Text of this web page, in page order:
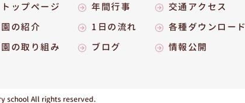
トップページ
園の紹介
園の取り組み
年間行事
1日の流れ
ブログ
交通アクセス
各種ダウンロード
情報公開
school All rights reserved.